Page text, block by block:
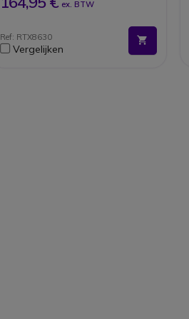
ex. BTW
Ref: RTX8630
Vergelijken